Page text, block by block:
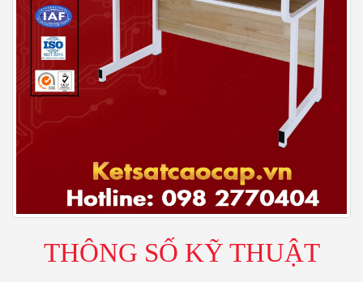
THÔNG SỐ KỸ THUẬT